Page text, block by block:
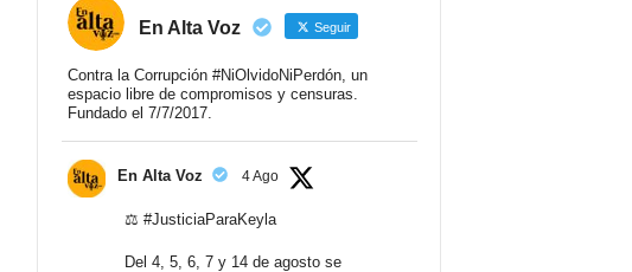
En Alta Voz Seguir
Contra la Corrupción #NiOlvidoNiPerdón, un
espacio libre de compromisos y censuras.
Fundado el 7/7/2017.
En Alta Voz 4 Ago
⚖️ #JusticiaParaKeyla
Del 4, 5, 6, 7 y 14 de agosto se